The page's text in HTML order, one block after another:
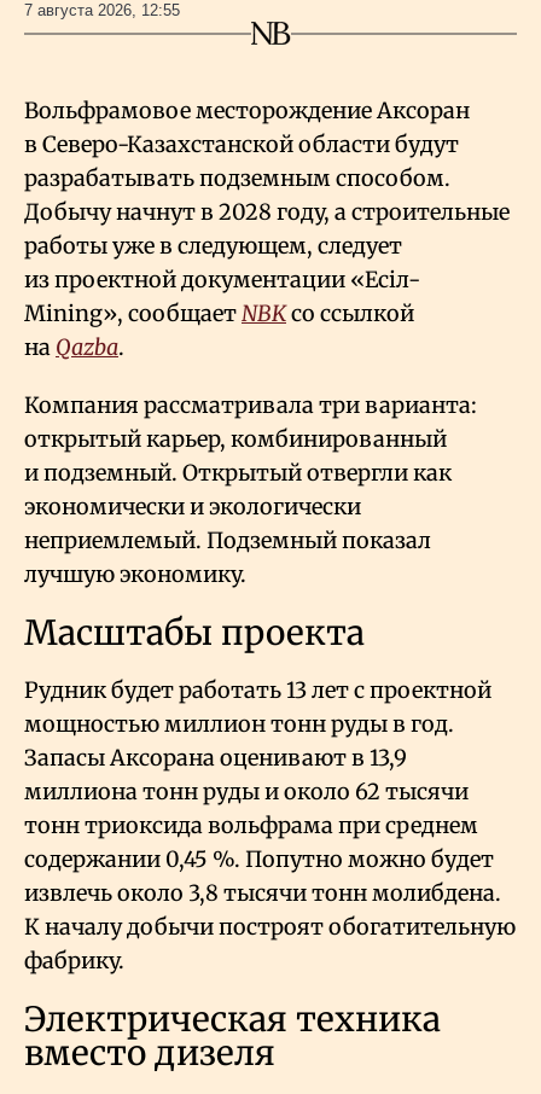
7 августа 2026, 12:55
Вольфрамовое месторождение Аксоран
в Северо-Казахстанской области будут
разрабатывать подземным способом.
Добычу начнут в 2028 году, а строительные
работы уже в следующем, следует
из проектной документации «Есiл-
Mining», сообщаетNBKсо ссылкой
на Qazba.
Компания рассматривала три варианта:
открытый карьер, комбинированный
и подземный. Открытый отвергли как
экономически и экологически
неприемлемый. Подземный показал
лучшую экономику.
Масштабы проекта
Рудник будет работать 13 лет с проектной
мощностью миллион тонн руды в год.
Запасы Аксорана оценивают в 13,9
миллиона тонн руды и около 62 тысячи
тонн триоксида вольфрама при среднем
содержании 0,45 %. Попутно можно будет
извлечь около 3,8 тысячи тонн молибдена.
К началу добычи построят обогатительную
фабрику.
Электрическая техника
вместо дизеля